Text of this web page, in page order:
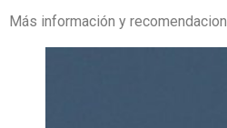
Más información y